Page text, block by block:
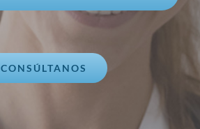
CONSÚLTANOS